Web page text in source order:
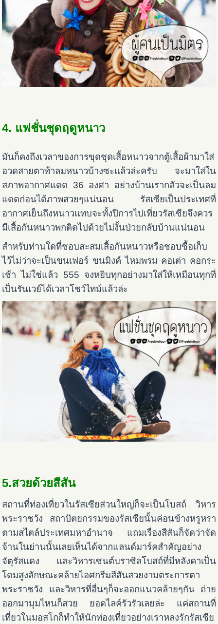
4. แฟชั่นชุดฤดูหนาว
มันก็คงถึงเวลาของการขุดชุดเสื้อหนาวจากตู้เสื้อผ้ามาใส่
อวดสายตาท้าลมหนาวบ้างซะแล้วล่ะครับ จะมาใส่ใน
สภาพอากาศแดด 36 องศา อย่างบ้านเรากลัวจะเป็นลม
แดดก่อนได้ภาพสวยๆแน่นอน รัสเซียเป็นประเทศที่
อากาศเย็นถึงหนาวแทบจะทั้งปีการไปเที่ยวรัสเซียจึงควร
มีเสื้อกันหนาวพกติดไปด้วยไม่งั้นป่วยกลับบ้านแน่นอน
สำหรับท่านใดที่ชอบสะสมเสื้อกันหนาวหรือชอบซื้อเก็บ
ไว้ไม่ว่าจะเป็นขนเฟอร์ ขนมิงค์ ไหมพรม คอเต่า คอกระ
เช้า ไม่ใช่แล้ว 555 จงหยิบทุกอย่างมาใส่ให้เหมือนทุกที่
เป็นรันเวย์ได้เวลาโชว์ไทม์แล้วล่ะ
5.สวยด้วยสีสัน
สถานที่ท่องเที่ยวในรัสเซียส่วนใหญ่ก็จะเป็นโบสถ์ วิหาร
พระราชวัง สถาปัตยกรรมของรัสเซียนั้นค่อนข้างหรูหรา
ตามสไตล์ประเทศมหาอำนาจ แถมเรื่องสีสันก็จัดว่าจัด
จ้านในย่านนั้นเลยเห็นได้จากแลนด์มาร์คสำคัญอย่าง
จัตุรัสแดง และวิหารเซนต์บราซิลโบสถ์ที่มีหลังคาเป็น
โดมสูงลักษณะคล้ายไอศกรีมสีสันสวยงามตระการตา
พระราชวัง และวิหารที่อื่นๆก็จะออกแนวคล้ายๆกัน ถ่าย
ออกมามุมไหนก็สวย ยอดไลค์รัวรัวเลยล่ะ แค่สถานที่
เที่ยวในมอสโกก็ทำให้นักท่องเที่ยวอย่างเราหลงรักรัสเซีย